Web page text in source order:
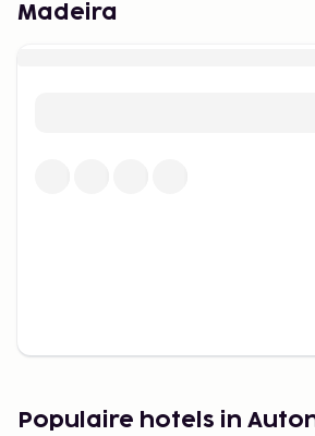
Madeira
Populaire hotels in